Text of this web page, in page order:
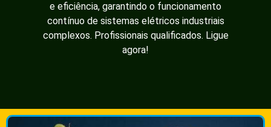
e eficiência, garantindo o funcionamento
contínuo de sistemas elétricos industriais
complexos. Profissionais qualificados. Ligue
agora!